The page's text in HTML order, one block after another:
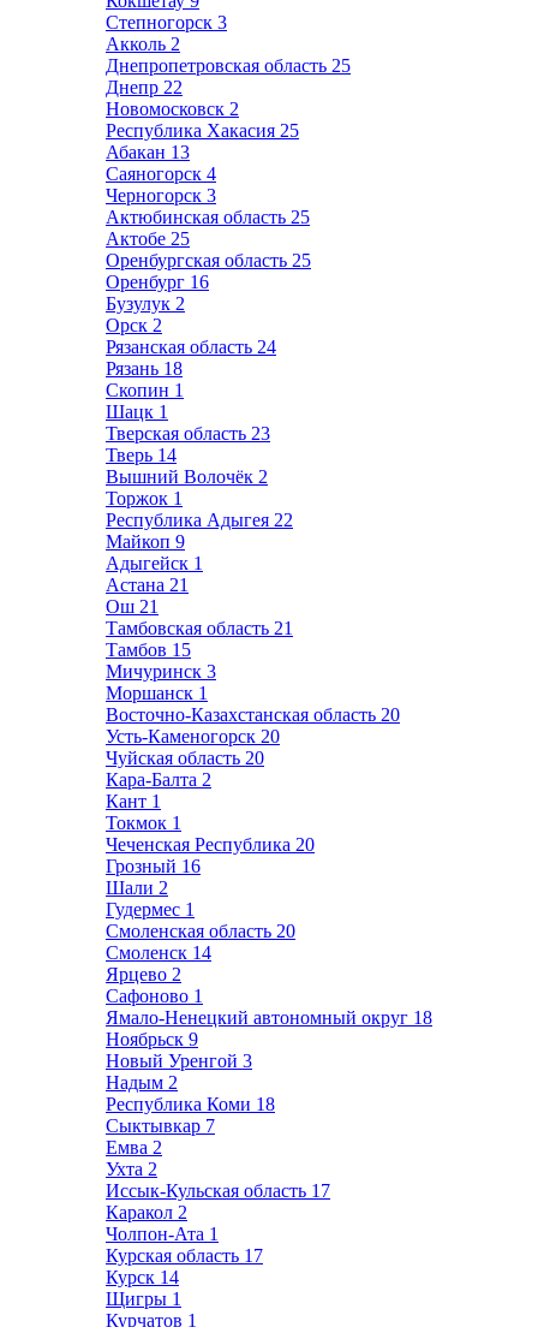
Степногорск 3
Акколь 2
Днепропетровская область 25
Днепр 22
Новомосковск 2
Республика Хакасия 25
Абакан 13
Саяногорск 4
Черногорск 3
Актюбинская область 25
Актобе 25
Оренбургская область 25
Оренбург 16
Бузулук 2
Орск 2
Рязанская область 24
Рязань 18
Скопин 1
Шацк 1
Тверская область 23
Тверь 14
Вышний Волочёк 2
Торжок 1
Республика Адыгея 22
Майкоп 9
Адыгейск 1
Астана 21
Ош 21
Тамбовская область 21
Тамбов 15
Мичуринск 3
Моршанск 1
Восточно-Казахстанская область 20
Усть-Каменогорск 20
Чуйская область 20
Кара-Балта 2
Кант 1
Токмок 1
Чеченская Республика 20
Грозный 16
Шали 2
Гудермес 1
Смоленская область 20
Смоленск 14
Ярцево 2
Сафоново 1
Ямало-Ненецкий автономный округ 18
Ноябрьск 9
Новый Уренгой 3
Надым 2
Республика Коми 18
Сыктывкар 7
Емва 2
Ухта 2
Иссык-Кульская область 17
Каракол 2
Чолпон-Ата 1
Курская область 17
Курск 14
Щигры 1
Курчатов 1